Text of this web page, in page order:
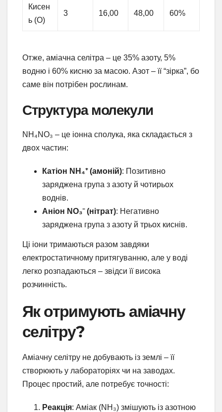
Кисен
ь (O)
3 16,00 48,00 60%
Отже, аміачна селітра – це 35% азоту, 5%
водню і 60% кисню за масою. Азот – її “зірка”, бо
саме він потрібен рослинам.
Структура молекули
NH₄NO₃ – це іонна сполука, яка складається з
двох частин:
Катіон NH₄⁺ (амоній): Позитивно
заряджена група з азоту й чотирьох
воднів.
Аніон NO₃⁻ (нітрат): Негативно
заряджена група з азоту й трьох киснів.
Ці іони тримаються разом завдяки
електростатичному притягуванню, але у воді
легко розпадаються – звідси її висока
розчинність.
Як отримують аміачну
селітру?
Аміачну селітру не добувають із землі – її
створюють у лабораторіях чи на заводах.
Процес простий, але потребує точності:
Реакція: Аміак (NH₃) змішують із азотною